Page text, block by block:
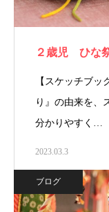
２歳児 ひな
【スケッチブ
り』の由来を、
分かりやすく…
2023.03.3
ブログ